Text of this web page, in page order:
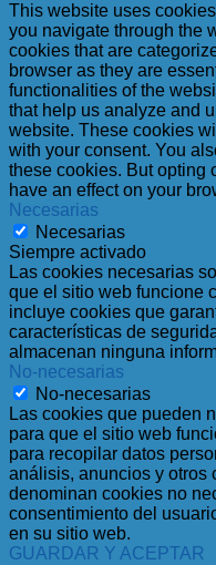
This website uses
you navigate through the
cookies that are
browser as they are
functionalities of the
that help us analyze and
website. These cookies
with your consent. You
these cookies. But opting
have an effect on your
Necesarias
Necesarias
Siempre activado
Las cookies necesarias
que el sitio web funcione
incluye cookies que
características de
almacenan ninguna
No-necesarias
No-necesarias
Las cookies que pueden
para que el sitio web
para recopilar datos
análisis, anuncios y otros
denominan cookies no
consentimiento del
en su sitio web.
GUARDAR Y ACEPTAR